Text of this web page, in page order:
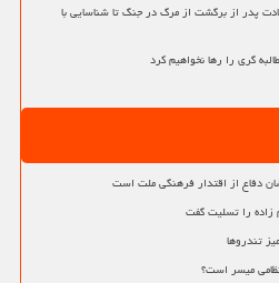
پدر از برگشت از مرگ در جنگ تا شناسایی با
گری را رها نخواهیم کرد
دفاع از اقتدار فرهنگی ملت است
زاده را تسلیت گفت
تندروها
میسر است؟